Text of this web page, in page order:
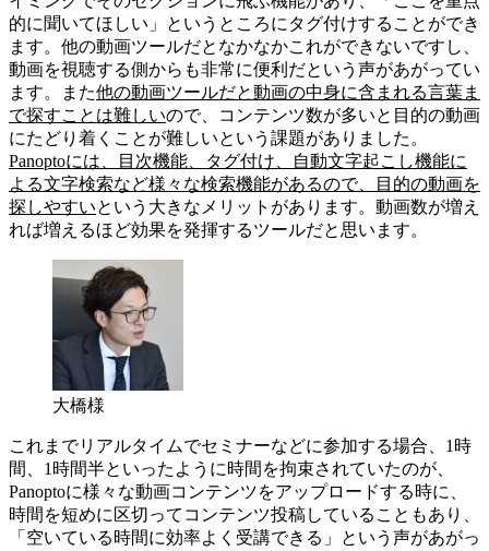
的に聞いてほしい」というところにタグ付けすることができ
ます。他の動画ツールだとなかなかこれができないですし、
動画を視聴する側からも非常に便利だという声があがってい
ます。また他の動画ツールだと動画の中身に含まれる言葉ま
で探すことは難しいので、コンテンツ数が多いと目的の動画
にたどり着くことが難しいという課題がありました。
Panoptoには、目次機能、タグ付け、自動文字起こし機能に
よる文字検索など様々な検索機能があるので、目的の動画を
探しやすいという大きなメリットがあります。動画数が増え
れば増えるほど効果を発揮するツールだと思います。
大橋様
これまでリアルタイムでセミナーなどに参加する場合、1時
間、1時間半といったように時間を拘束されていたのが、
Panoptoに様々な動画コンテンツをアップロードする時に、
時間を短めに区切ってコンテンツ投稿していることもあり、
「空いている時間に効率よく受講できる」という声があがっ